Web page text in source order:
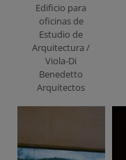
Edificio para
oficinas de
Estudio de
Arquitectura /
Viola-Di
Benedetto
Arquitectos